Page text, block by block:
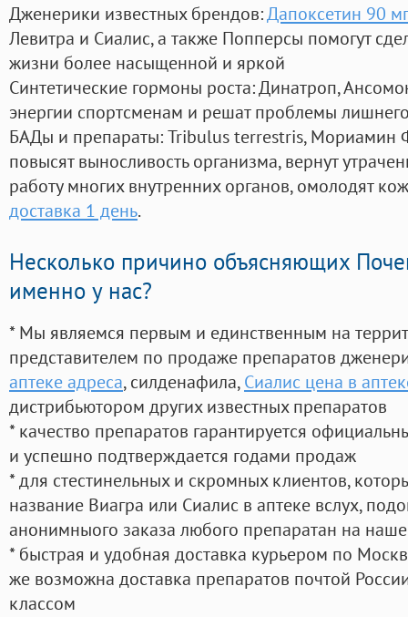
Дженерики известных брендов:Дапоксетин 90
Левитра и Сиалис, а также Попперсы помогут
жизни более насыщенной и яркой
Синтетические гормоны роста: Динатроп,
энергии спортсменам и решат проблемы
БАДы и препараты:Tribulus terrestris, Мориамин
повысят выносливость организма, вернут
работу многих внутренних органов, омолодят
доставка 1 день.
Несколько причино объясняющих
именно у нас?
* Мы являемся первым и единственным на
представителем по продаже препаратов
аптеке адреса, силденафила, Сиалис цена в
дистрибьютором других известных препаратов
* качество препаратов гарантируется
и успешно подтверждается годами продаж
* для стестинельных и скромных клиентов,
название Виагра или Сиалис в аптеке вслух,
анонимныого заказа любого препаратан на
* быстрая и удобная доставка курьером по
же возможна доставка препаратов почтой
классом